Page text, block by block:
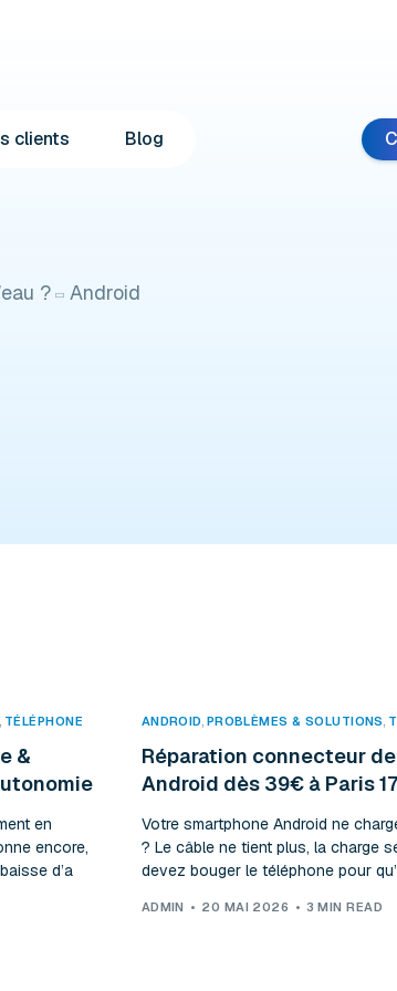
clients Blog
? Android
, TÉLÉPHONE
&
en
encore,
d’a
ANDROID, PROBLÈMES & SOLUTIONS,
Réparation connecteur
Android dès 39€ à Paris 17
Votre smartphone Android ne
? Le câble ne tient plus, la charge
devez bouger le téléphone pour
ADMIN 20 MAI 2026 3 MIN READ